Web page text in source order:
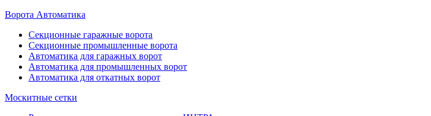
Ворота Автоматика
Секционные гаражные ворота
Секционные промышленные ворота
Автоматика для гаражных ворот
Автоматика для промышленных ворот
Автоматика для откатных ворот
Москитные сетки